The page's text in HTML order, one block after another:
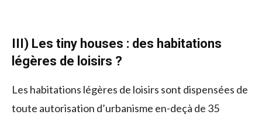
III) Les tiny houses : des habitations
légères de loisirs ?
Les habitations légères de loisirs sont dispensées de
toute autorisation d’urbanisme en-deçà de 35